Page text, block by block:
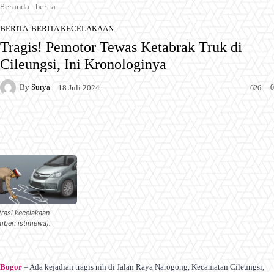
Beranda berita
BERITA BERITA KECELAKAAN
Tragis! Pemotor Tewas Ketabrak Truk di
Cileungsi, Ini Kronologinya
By Surya 18 Juli 2024 0
626
kecelakaan
istimewa).
Bogor – Ada kejadian tragis nih di Jalan Raya Narogong, Kecamatan Cileungsi,